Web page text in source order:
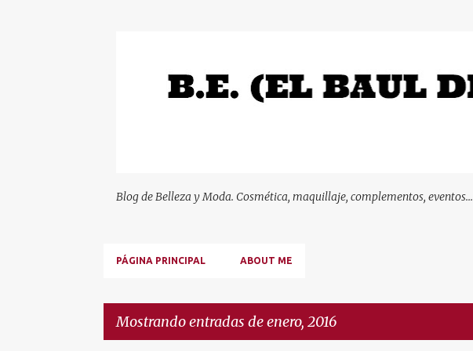
Blog de Belleza y Moda. Cosmética, maquillaje, complementos, eventos...
PÁGINA PRINCIPAL ABOUT ME
Mostrando entradas de enero, 2016